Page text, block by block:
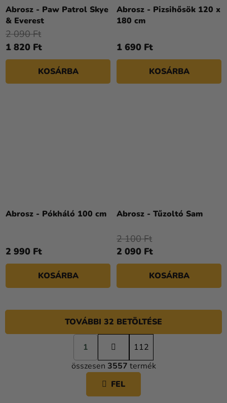
Abrosz - Paw Patrol Skye
& Everest
1 820 Ft
2 090 Ft
KOSÁRBA
Abrosz - Pizsihősök 120 x
180 cm
1 690 Ft
KOSÁRBA
Abrosz - Pókháló 100 cm
2 990 Ft
KOSÁRBA
Abrosz - Tűzoltó Sam
2 090 Ft
2 100 Ft
KOSÁRBA
L
I
S
T
TOVÁBBI 32 BETÖLTÉSE
L
a
p
o
á
s
1
112
összesen 3557 termék
FEL